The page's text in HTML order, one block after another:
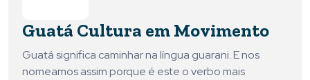
Guatá Cultura em Movimento
Guatá significa caminhar na língua guarani. E nos
nomeamos assim porque é este o verbo mais